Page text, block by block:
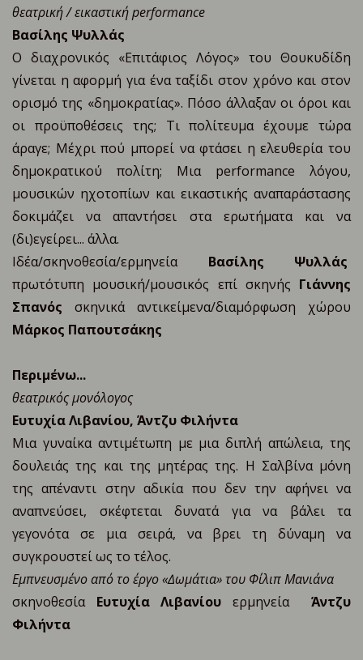
θεατρική / εικαστική performance
Βασίλης Ψυλλάς
Ο διαχρονικός «Επιτάφιος Λόγος» του Θουκυδίδη
γίνεται η αφορμή για ένα ταξίδι στον χρόνο και στον
ορισμό της «δημοκρατίας». Πόσο άλλαξαν οι όροι και
οι προϋποθέσεις της; Τι πολίτευμα έχουμε τώρα
άραγε; Μέχρι πού μπορεί να φτάσει η ελευθερία του
δημοκρατικού πολίτη; Μια performance λόγου,
μουσικών ηχοτοπίων και εικαστικής αναπαράστασης
δοκιμάζει να απαντήσει στα ερωτήματα και να
(δι)εγείρει... άλλα.
Ιδέα/σκηνοθεσία/ερμηνεία Βασίλης Ψυλλάς
πρωτότυπη μουσική/μουσικός επί σκηνής Γιάννης
Σπανός σκηνικά αντικείμενα/διαμόρφωση χώρου
Μάρκος Παπουτσάκης
Περιμένω...
θεατρικός μονόλογος
Ευτυχία Λιβανίου, Άντζυ Φιλήντα
Μια γυναίκα αντιμέτωπη με μια διπλή απώλεια, της
δουλειάς της και της μητέρας της. H Σαλβίνα μόνη
της απέναντι στην αδικία που δεν την αφήνει να
αναπνεύσει, σκέφτεται δυνατά για να βάλει τα
γεγονότα σε μια σειρά, να βρει τη δύναμη να
συγκρουστεί ως το τέλος.
Εμπνευσμένο από το έργο «∆ωμάτια» του Φίλιπ Μανιάνα
σκηνοθεσία Ευτυχία Λιβανίου ερμηνείαΆντζυ
Φιλήντα